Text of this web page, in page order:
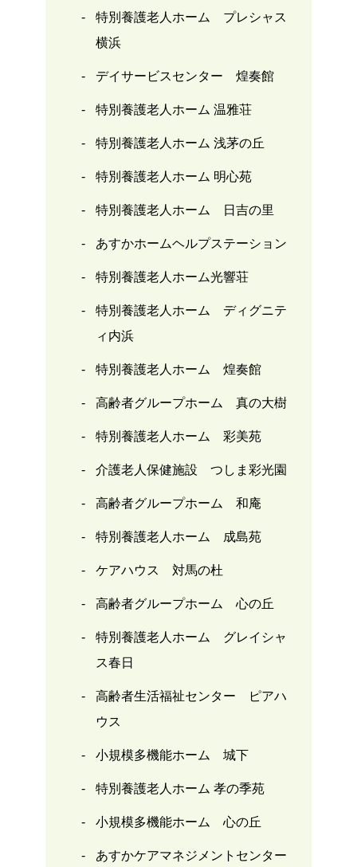
特別養護老人ホーム プレシャス
横浜
デイサービスセンター 煌奏館
特別養護老人ホーム 温雅荘
特別養護老人ホーム 浅茅の丘
特別養護老人ホーム 明心苑
特別養護老人ホーム 日吉の里
あすかホームヘルプステーション
特別養護老人ホーム光響荘
特別養護老人ホーム ディグニテ
ィ内浜
特別養護老人ホーム 煌奏館
高齢者グループホーム 真の大樹
特別養護老人ホーム 彩美苑
介護老人保健施設 つしま彩光園
高齢者グループホーム 和庵
特別養護老人ホーム 成島苑
ケアハウス 対馬の杜
高齢者グループホーム 心の丘
特別養護老人ホーム グレイシャ
ス春日
高齢者生活福祉センター ピアハ
ウス
小規模多機能ホーム 城下
特別養護老人ホーム 孝の季苑
小規模多機能ホーム 心の丘
あすかケアマネジメントセンター